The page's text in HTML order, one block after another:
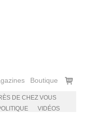
Boutique
Voir
DE CHEZ VOUS
VIDÉOS